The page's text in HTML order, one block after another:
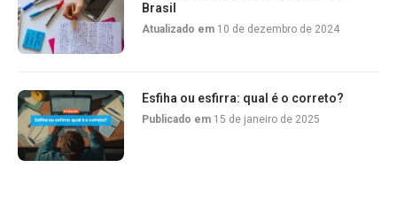
Brasil
Atualizado em 10 de dezembro de 2024
Esfiha ou esfirra: qual é o correto?
Publicado em 15 de janeiro de 2025